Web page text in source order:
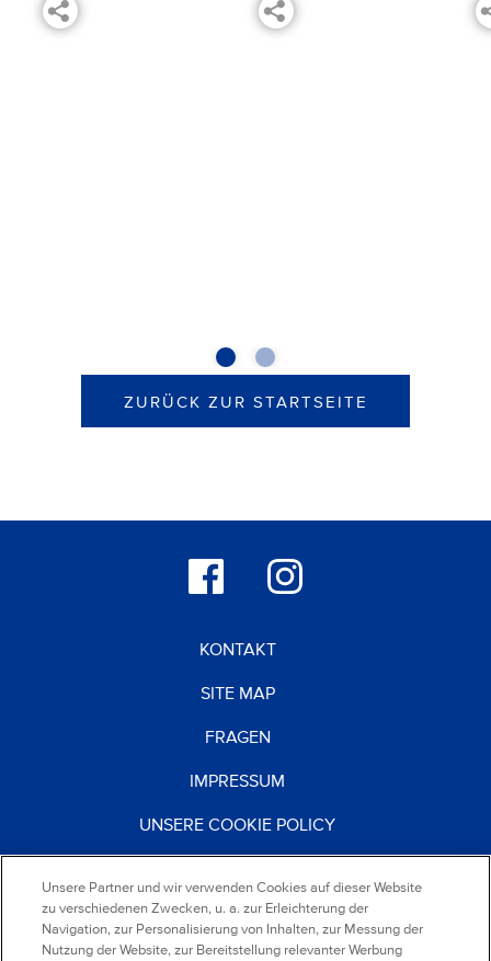
ZURÜCK ZUR STARTSEITE
KONTAKT
SITE MAP
FRAGEN
IMPRESSUM
UNSERE COOKIE POLICY
NUTZUNGSBEDINGUNGEN
KARRIERE
Unsere Partner und wir verwenden Cookies auf dieser Website
zu verschiedenen Zwecken, u. a. zur Erleichterung der
Navigation, zur Personalisierung von Inhalten, zur Messung der
Nutzung der Website, zur Bereitstellung relevanter Werbung